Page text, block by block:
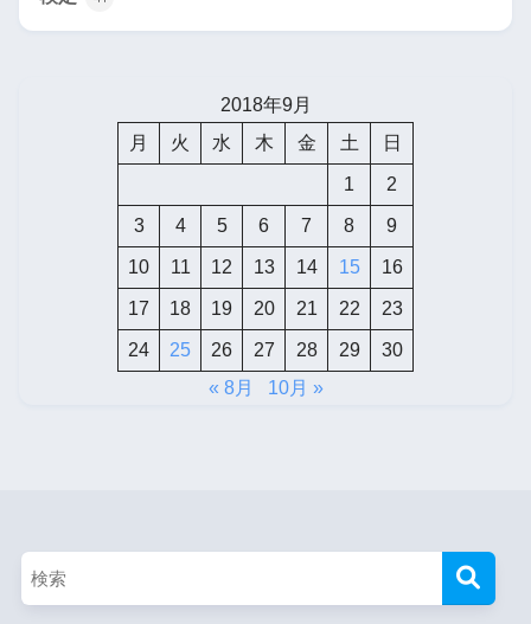
2018年9月
月
火 水 木 金 土 日
1 2
3 4 5 6 7 8 9
10 11 12 13 14 15 16
17 18 19 20 21 22 23
24 25 26 27 28 29
30
« 8月
10月 »